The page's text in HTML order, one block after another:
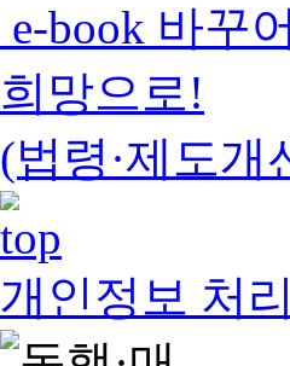
e-book 바꾸
희망으로!
(법령·제도개
개인정보 처